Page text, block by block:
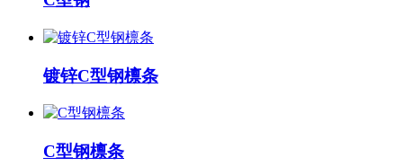
镀锌C型钢檩条
C型钢檩条